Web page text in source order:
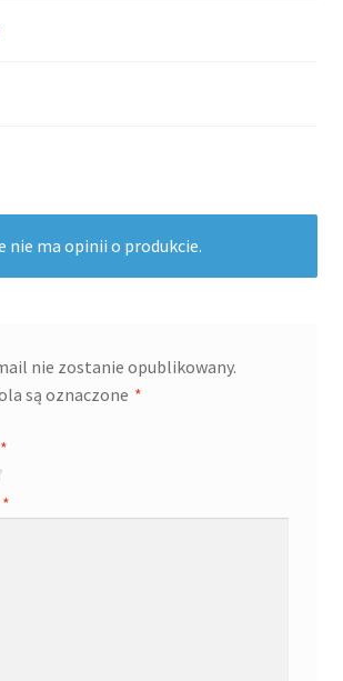
nie ma opinii o produkcie.
nie zostanie opublikowany.
są oznaczone *
*
*